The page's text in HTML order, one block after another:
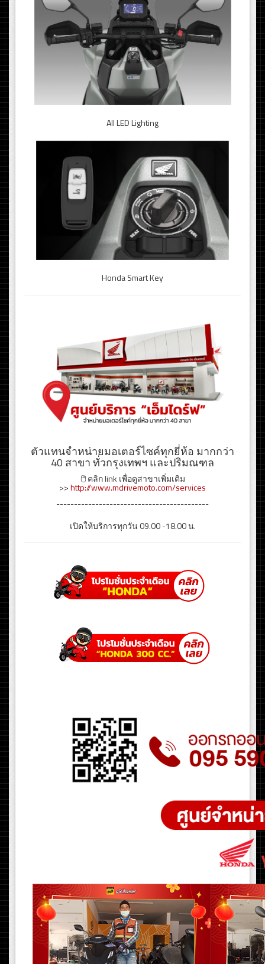
All LED Lighting
Honda Smart Key
ตัวแทนจำหน่ายมอเตอร์ไซค์ทุกยี่ห้อ มากกว่า
40 สาขา ทั่วกรุงเทพฯ และปริมณฑล
🖱️ คลิก link เพื่อดูสาขาเพิ่มเติม
>>http://www.mdrivemoto.com/services
-------------------------------------------
เปิดให้บริการทุกวัน 09.00 -18.00 น.